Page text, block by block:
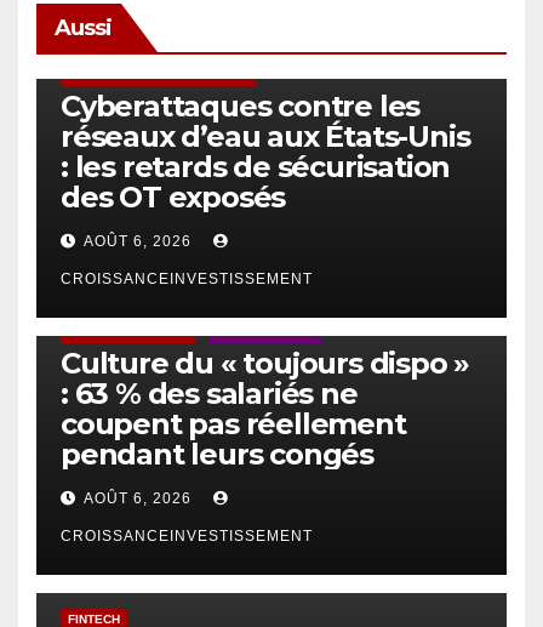
Aussi
Cyberattaques contre les
réseaux d’eau aux États-Unis
: les retards de sécurisation
des OT exposés
AOÛT 6, 2026
CROISSANCEINVESTISSEMENT
Culture du « toujours dispo »
: 63 % des salariés ne
coupent pas réellement
pendant leurs congés
AOÛT 6, 2026
CROISSANCEINVESTISSEMENT
FINTECH